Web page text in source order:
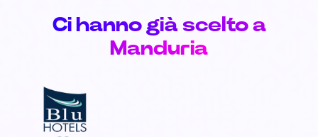
Ci hanno già scelto a
Manduria